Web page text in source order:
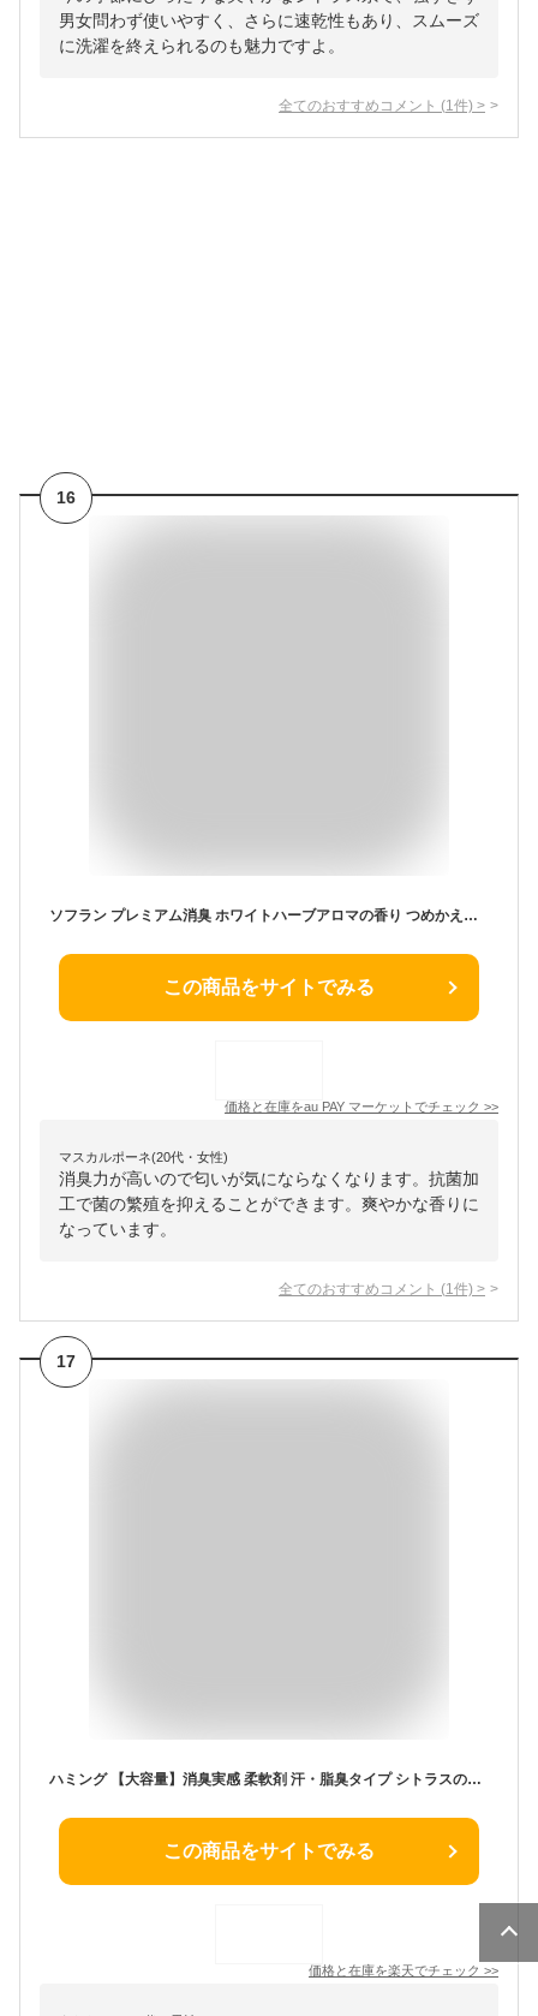
男女問わず使いやすく、さらに速乾性もあり、スムーズ
に洗濯を終えられるのも魅力ですよ。
全てのおすすめコメント (1 件) >
16
ソフラン プレミアム消臭 ホワイトハーブアロマの香り つめかえ用特大 950ml 詰替え 柔軟剤 消臭 抗菌 洗剤 洗濯用洗剤
この商品をサイトでみる
価格と在庫をau PAY マーケット でチェック >>
マスカルポーネ(20代・女性)
消臭力が高いので匂いが気にならなくなります。抗菌加
工で菌の繁殖を抑えることができます。爽やかな香りに
なっています。
全てのおすすめコメント (1 件) >
17
ハミング 【大容量】消臭実感 柔軟剤 汗・脂臭タイプ シトラスの香り つめかえ用 2,530ml
この商品をサイトでみる
価格と在庫を楽天でチェック >>